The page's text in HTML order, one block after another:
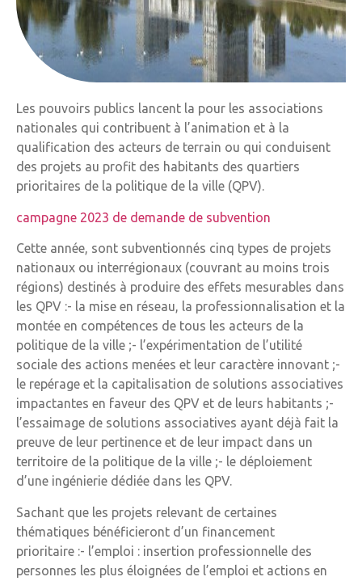
Les pouvoirs publics lancent la pour les associations
nationales qui contribuent à l’animation et à la
qualification des acteurs de terrain ou qui conduisent
des projets au profit des habitants des quartiers
prioritaires de la politique de la ville (QPV).
campagne 2023 de demande de subvention
Cette année, sont subventionnés cinq types de projets
nationaux ou interrégionaux (couvrant au moins trois
régions) destinés à produire des effets mesurables dans
les QPV :- la mise en réseau, la professionnalisation et la
montée en compétences de tous les acteurs de la
politique de la ville ;- l’expérimentation de l’utilité
sociale des actions menées et leur caractère innovant ;-
le repérage et la capitalisation de solutions associatives
impactantes en faveur des QPV et de leurs habitants ;-
l’essaimage de solutions associatives ayant déjà fait la
preuve de leur pertinence et de leur impact dans un
territoire de la politique de la ville ;- le déploiement
d’une ingénierie dédiée dans les QPV.
Sachant que les projets relevant de certaines
thématiques bénéficieront d’un financement
prioritaire :- l’emploi : insertion professionnelle des
personnes les plus éloignées de l’emploi et actions en